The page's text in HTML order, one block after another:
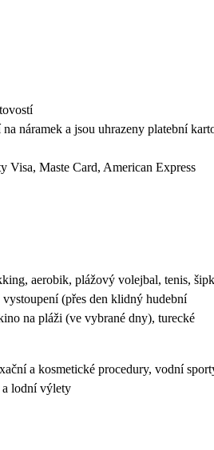
náramek a jsou uhrazeny platební
Visa, Maste Card, American Express
aerobik, plážový volejbal, tenis,
(přes den klidný hudební
na pláži (ve vybrané dny), turecké
a kosmetické procedury, vodní
lodní výlety